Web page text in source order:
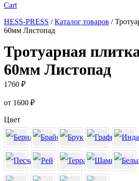
Cart
HESS-PRESS /Каталог товаров /
60мм Листопад
Тротуарная
60мм Листопад
1760 ₽
от 1600 ₽
Цвет